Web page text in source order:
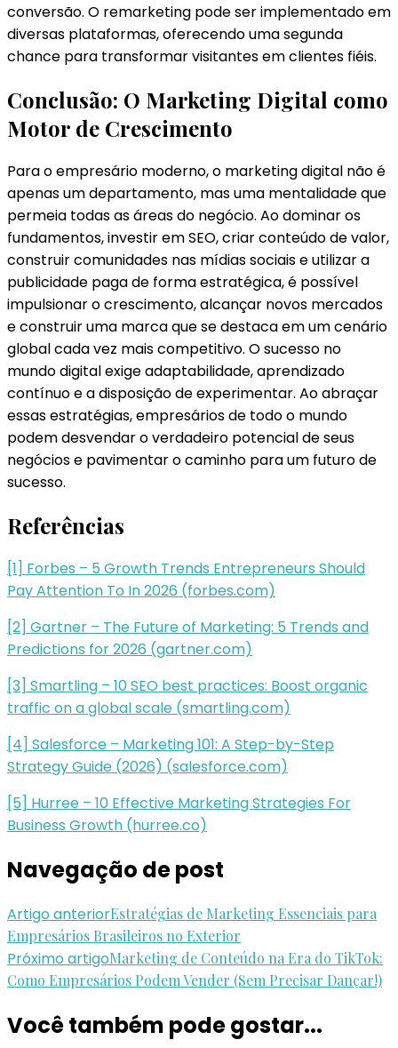
conversão. O remarketing pode ser implementado em
diversas plataformas, oferecendo uma segunda
chance para transformar visitantes em clientes fiéis.
Conclusão: O Marketing Digital como
Motor de Crescimento
Para o empresário moderno, o marketing digital não é
apenas um departamento, mas uma mentalidade que
permeia todas as áreas do negócio. Ao dominar os
fundamentos, investir em SEO, criar conteúdo de valor,
construir comunidades nas mídias sociais e utilizar a
publicidade paga de forma estratégica, é possível
impulsionar o crescimento, alcançar novos mercados
e construir uma marca que se destaca em um cenário
global cada vez mais competitivo. O sucesso no
mundo digital exige adaptabilidade, aprendizado
contínuo e a disposição de experimentar. Ao abraçar
essas estratégias, empresários de todo o mundo
podem desvendar o verdadeiro potencial de seus
negócios e pavimentar o caminho para um futuro de
sucesso.
Referências
[1] Forbes – 5 Growth Trends Entrepreneurs Should
Pay Attention To In 2026 (forbes.com)
[2] Gartner – The Future of Marketing: 5 Trends and
Predictions for 2026 (gartner.com)
[3] Smartling – 10 SEO best practices: Boost organic
traffic on a global scale (smartling.com)
[4] Salesforce – Marketing 101: A Step-by-Step
Strategy Guide (2026) (salesforce.com)
[5] Hurree – 10 Effective Marketing Strategies For
Business Growth (hurree.co)
Navegação de post
Artigo anteriorEstratégias de Marketing Essenciais para
Empresários Brasileiros no Exterior
Próximo artigoMarketing de Conteúdo na Era do TikTok:
Como Empresários Podem Vender (Sem Precisar Dançar!)
Você também pode gostar...